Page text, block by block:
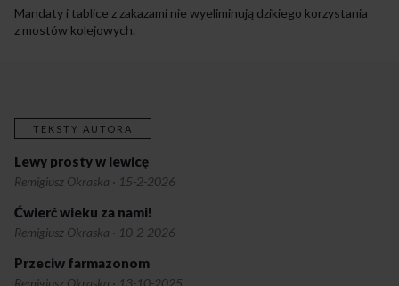
Mandaty i tablice z zakazami nie wyeliminują dzikiego korzystania
z mostów kolejowych.
TEKSTY AUTORA
Lewy prosty w lewicę
Remigiusz Okraska · 15-2-2026
Ćwierć wieku za nami!
Remigiusz Okraska · 10-2-2026
Przeciw farmazonom
Remigiusz Okraska · 13-10-2025